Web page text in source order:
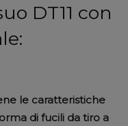
DT11 con
le caratteristiche
di fucili da tiro a